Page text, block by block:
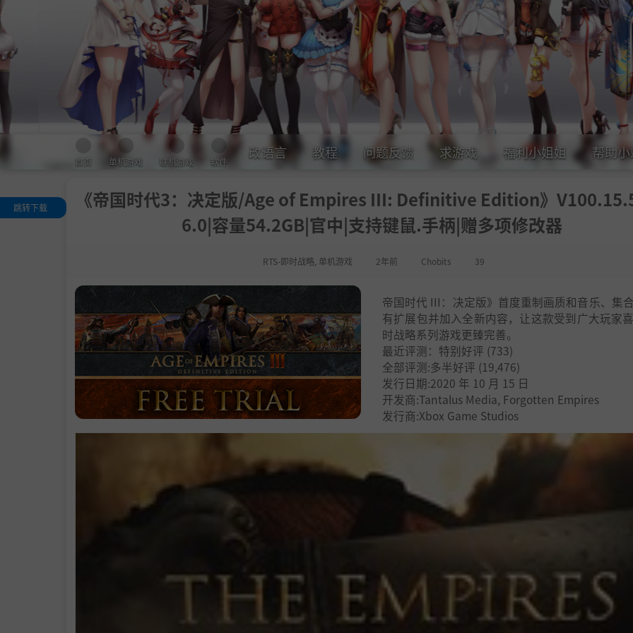
首页 单机游戏 联机游戏 软件
改语言 教程 问题反馈 求游戏 福利小姐姐 帮助
《帝国时代3：决定版/Age of Empires III: Definitive Edition》
6.0|容量54.2GB|官中|支持键鼠.手柄|赠多项修改器
RTS-即时战略 单机游戏 2年前 Chobits 39
跳转下载
帝国时代 III：决定版》首度重制画质和音乐、集
有扩展包并加入全新内容，让这款受到广大玩家
时战略系列游戏更臻完善。
最近评测： 特别好评 (733)
全部评测:多半好评 (19,476)
发行日期:2020 年 10 月 15 日
开发商:Tantalus Media, Forgotten Empires
发行商:Xbox Game Studios